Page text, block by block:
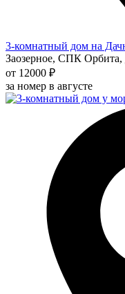
3-комнатный дом на
Заозерное, СПК Орбита,
от 12000 ₽
за номер в августе